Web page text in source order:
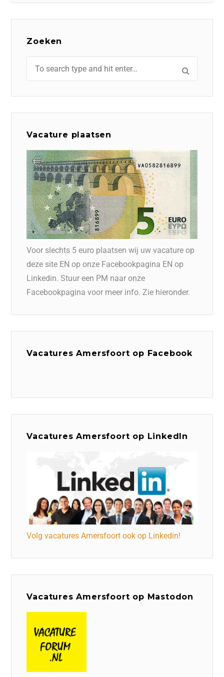
Zoeken
Vacature plaatsen
Voor slechts 5 euro plaatsen wij uw vacature op
deze site EN op onze Facebookpagina EN op
Linkedin. Stuur een PM naar onze
Facebookpagina voor meer info. Zie hieronder.
Vacatures Amersfoort op Facebook
Vacatures Amersfoort op LinkedIn
Volg vacatures Amersfoort ook op Linkedin!
Vacatures Amersfoort op Mastodon